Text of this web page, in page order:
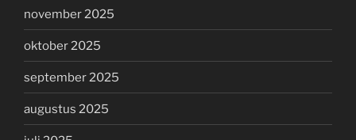
november 2025
oktober 2025
september 2025
augustus 2025